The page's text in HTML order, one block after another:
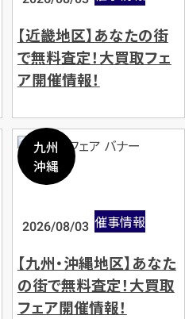
【近畿地区】あなたの街
で無料査定！大買取フェ
ア開催情報！
九州
沖縄
2026/08/03 催事情報
【九州・沖縄地区】あなた
の街で無料査定！大買取
フェア開催情報！